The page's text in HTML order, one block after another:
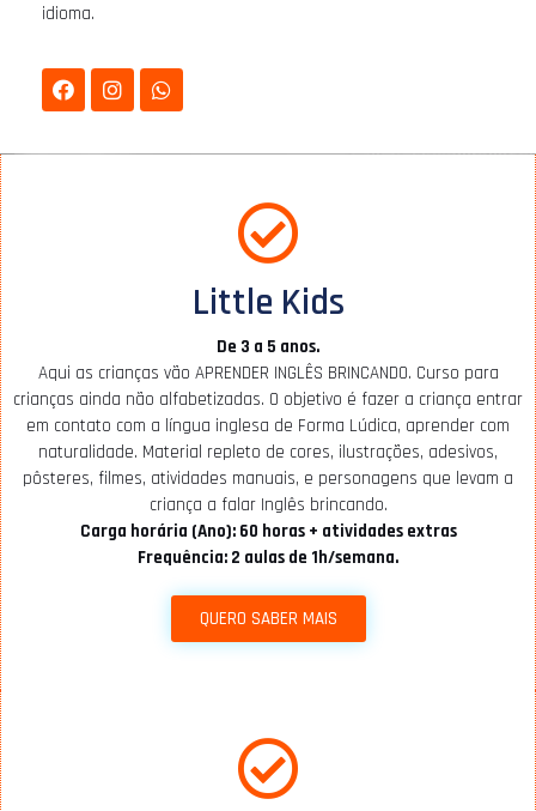
idioma.
Little Kids
De 3 a 5 anos.
Aqui as crianças vão APRENDER INGLÊS BRINCANDO. Curso para
crianças ainda não alfabetizadas. O objetivo é fazer a criança entrar
em contato com a língua inglesa de Forma Lúdica, aprender com
naturalidade. Material repleto de cores, ilustrações, adesivos,
pôsteres, filmes, atividades manuais, e personagens que levam a
criança a falar Inglês brincando.
Carga horária (Ano): 60 horas + atividades extras
Frequência: 2 aulas de 1h/semana.
QUERO SABER MAIS